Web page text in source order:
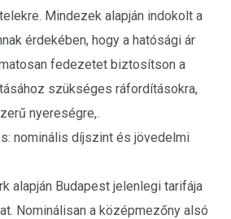
Mindezek alapján indokolt a
érdekében, hogy a hatósági ár
fedezetet biztosítson a
szükséges ráfordításokra,
nyereségre,.
nominális díjszint és jövedelmi
alapján Budapest jelenlegi tarifája
Nominálisan a középmezőny alsó